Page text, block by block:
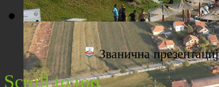
Плажа "Топољар" - Поглед са торња
Званична
Scroll to top